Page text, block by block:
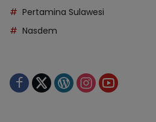
Pertamina Sulawesi
Nasdem